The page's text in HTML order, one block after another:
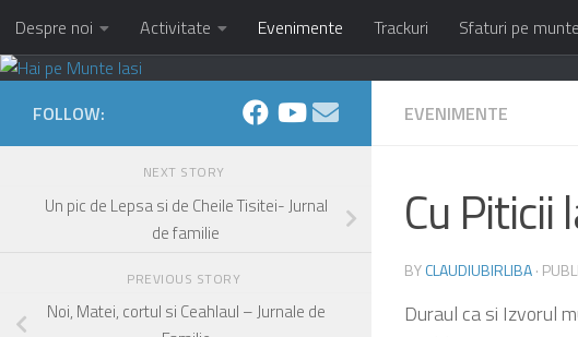
Skip to content
Despre noi Activitate Evenimente Trackuri Sfaturi pe munte
EVENIMENTE
Cu Piticii
BYCLAUDIUBIRLIBA·
Duraul ca si Izvorul
FOLLOW:
NEXT STORY
Un pic de Lepsa si de Cheile Tisitei- Jurnal
de familie
PREVIOUS STORY
Noi, Matei, cortul si Ceahlaul – Jurnale de